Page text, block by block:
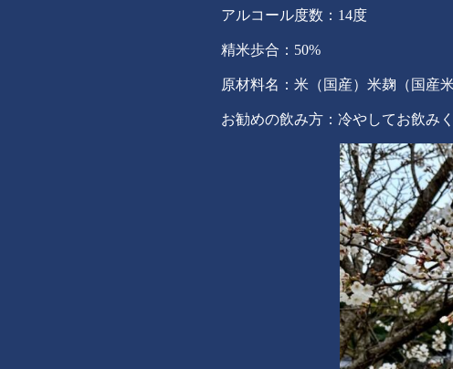
アルコール度数：14度
精米歩合：50%
原材料名：米（国産）米麹（国産
お勧めの飲み方：冷やしてお飲みく